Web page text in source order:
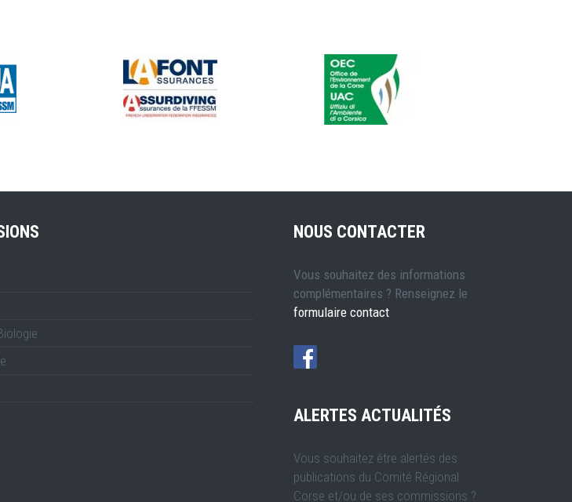
NOUS CONTACTER
Vous souhaitez des informations
complémentaires ? Renseignez le
formulaire contact
ALERTES ACTUALITÉS
Vous souhaitez être alertés des
publications du Comité Régional
Corse et/ou de ses commissions ?